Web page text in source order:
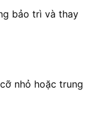
bảo trì và thay
nhỏ hoặc trung